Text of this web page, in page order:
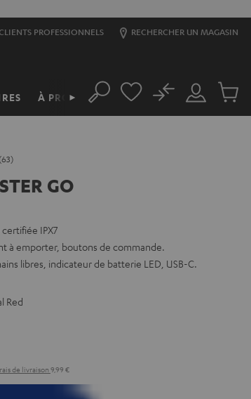
PROFESSIONNELS RECHERCHER UN MAGASIN
À PROPOS
► Rechercher
Mon
compte
No
(63)
GO
IPX7
à emporter, boutons de commande.
libres, indicateur de batterie LED, USB-C.
Red
de livraison9,99 €